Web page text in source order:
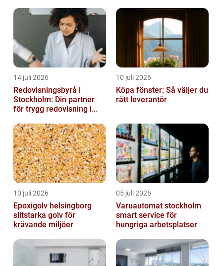
14 juli 2026
Redovisningsbyrå i
Stockholm: Din partner
för trygg redovisning i
10 juli 2026
Köpa fönster: Så väljer du
rätt leverantör
10 juli 2026
Epoxigolv helsingborg
slitstarka golv för
krävande miljöer
05 juli 2026
Varuautomat stockholm
smart service för
hungriga arbetsplatser